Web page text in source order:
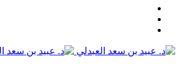
القائمة